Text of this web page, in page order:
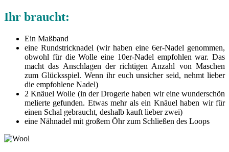
Ihr braucht:
Ein Maßband
eine Rundstricknadel (wir haben eine 6er-Nadel genommen,
obwohl für die Wolle eine 10er-Nadel empfohlen war. Das
macht das Anschlagen der richtigen Anzahl von Maschen
zum Glücksspiel. Wenn ihr euch unsicher seid, nehmt lieber
die empfohlene Nadel)
2 Knäuel Wolle (in der Drogerie haben wir eine wunderschön
melierte gefunden. Etwas mehr als ein Knäuel haben wir für
einen Schal gebraucht, deshalb kauft lieber zwei)
eine Nähnadel mit großem Öhr zum Schließen des Loops